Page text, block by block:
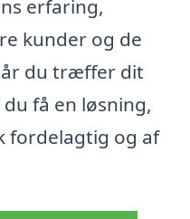
erfaring,
kunder og de
du træffer dit
få en løsning,
fordelagtig og af